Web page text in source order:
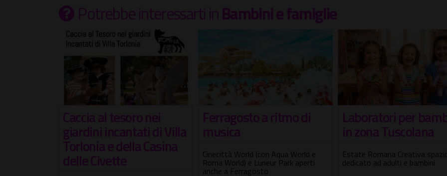
Potrebbe interessartiinBambini e famiglie
Caccia al tesoro nei
giardini incantati di Villa
Torlonia e della Casina
delle Civette
Ferragosto a ritmo di
musica
Cinecittà World (con Aqua World e
Roma World) e Luneur Park aperti
anche a Ferragosto
Laboratori per
in zona Tuscolana
Estate Romana Creativa
dedicato ad adulti e bambini